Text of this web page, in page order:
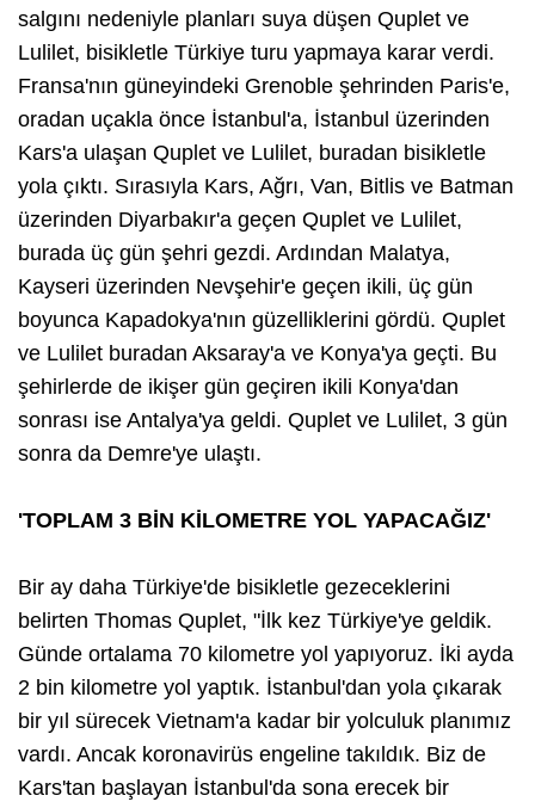
salgını nedeniyle planları suya düşen Quplet ve
Lulilet, bisikletle Türkiye turu yapmaya karar verdi.
Fransa'nın güneyindeki Grenoble şehrinden Paris'e,
oradan uçakla önce İstanbul'a, İstanbul üzerinden
Kars'a ulaşan Quplet ve Lulilet, buradan bisikletle
yola çıktı. Sırasıyla Kars, Ağrı, Van, Bitlis ve Batman
üzerinden Diyarbakır'a geçen Quplet ve Lulilet,
burada üç gün şehri gezdi. Ardından Malatya,
Kayseri üzerinden Nevşehir'e geçen ikili, üç gün
boyunca Kapadokya'nın güzelliklerini gördü. Quplet
ve Lulilet buradan Aksaray'a ve Konya'ya geçti. Bu
şehirlerde de ikişer gün geçiren ikili Konya'dan
sonrası ise Antalya'ya geldi. Quplet ve Lulilet, 3 gün
sonra da Demre'ye ulaştı.
'TOPLAM 3 BİN KİLOMETRE YOL YAPACAĞIZ'
Bir ay daha Türkiye'de bisikletle gezeceklerini
belirten Thomas Quplet, "İlk kez Türkiye'ye geldik.
Günde ortalama 70 kilometre yol yapıyoruz. İki ayda
2 bin kilometre yol yaptık. İstanbul'dan yola çıkarak
bir yıl sürecek Vietnam'a kadar bir yolculuk planımız
vardı. Ancak koronavirüs engeline takıldık. Biz de
Kars'tan başlayan İstanbul'da sona erecek bir